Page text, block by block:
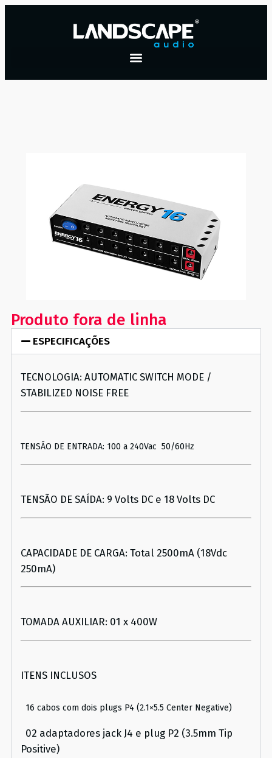
Produto fora de linha
ESPECIFICAÇÕES
TECNOLOGIA: AUTOMATIC SWITCH MODE /
STABILIZED NOISE FREE
TENSÃO DE ENTRADA: 100 a 240Vac 50/60Hz
TENSÃO DE SAÍDA: 9 Volts DC e 18 Volts DC
CAPACIDADE DE CARGA: Total 2500mA (18Vdc
250mA)
TOMADA AUXILIAR: 01 x 400W
ITENS INCLUSOS
16 cabos com dois plugs P4 (2.1×5.5 Center Negative)
02 adaptadores jack J4 e plug P2 (3.5mm Tip
Positive)